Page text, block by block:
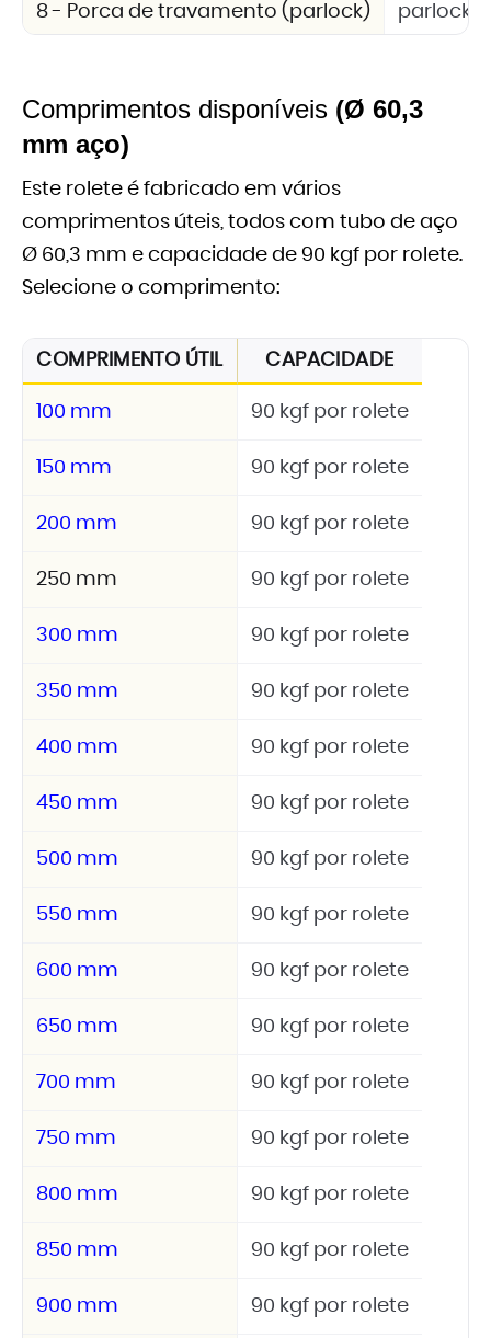
8 - Porca de travamento (parlock) parlock
Comprimentos disponíveis (Ø 60,3
mm aço)
Este rolete é fabricado em vários
comprimentos úteis, todos com tubo de aço
Ø 60,3 mm e capacidade de 90 kgf por rolete.
Selecione o comprimento:
COMPRIMENTO ÚTIL CAPACIDADE
100 mm 90 kgf por rolete
150 mm 90 kgf por rolete
200 mm 90 kgf por rolete
250 mm 90 kgf por rolete
300 mm 90 kgf por rolete
350 mm 90 kgf por rolete
400 mm 90 kgf por rolete
450 mm 90 kgf por rolete
500 mm 90 kgf por rolete
550 mm 90 kgf por rolete
600 mm 90 kgf por rolete
650 mm 90 kgf por rolete
700 mm 90 kgf por rolete
750 mm 90 kgf por rolete
800 mm 90 kgf por rolete
850 mm 90 kgf por rolete
900 mm 90 kgf por rolete